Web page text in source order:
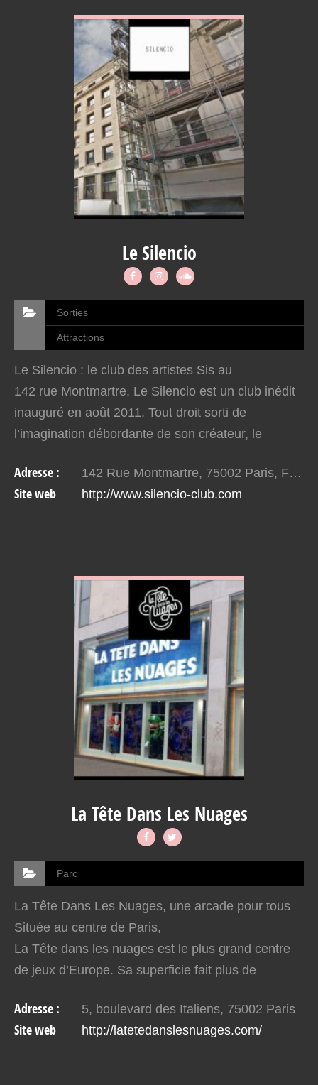
Le Silencio
Sorties
Attractions
Le Silencio : le club des artistes Sis au
142 rue Montmartre, Le Silencio est un club inédit
inauguré en août 2011. Tout droit sorti de
l’imagination débordante de son créateur, le
David Lynch.…
Adresse : 142 Rue Montmartre, 75002 Paris, France
Site web http://www.silencio-club.com
La Tête Dans Les Nuages
Parc
La Tête Dans Les Nuages, une arcade pour tous
Située au centre de Paris,
La Tête dans les nuages est le plus grand centre
de jeux d’Europe. Sa superficie fait plus de
espace de restauration et deux…
Adresse : 5, boulevard des Italiens, 75002 Paris
Site web http://latetedanslesnuages.com/